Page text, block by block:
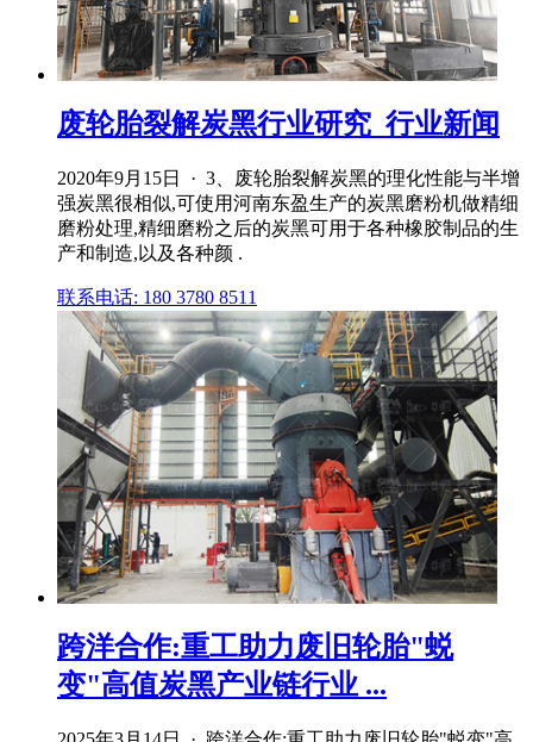
废轮胎裂解炭黑行业研究_行业新闻
2020年9月15日 · 3、废轮胎裂解炭黑的理化性能与半增
强炭黑很相似,可使用河南东盈生产的炭黑磨粉机做精细
磨粉处理,精细磨粉之后的炭黑可用于各种橡胶制品的生
产和制造,以及各种颜 .
联系电话: 180 3780 8511
跨洋合作:重工助力废旧轮胎"蜕
变"高值炭黑产业链行业 ...